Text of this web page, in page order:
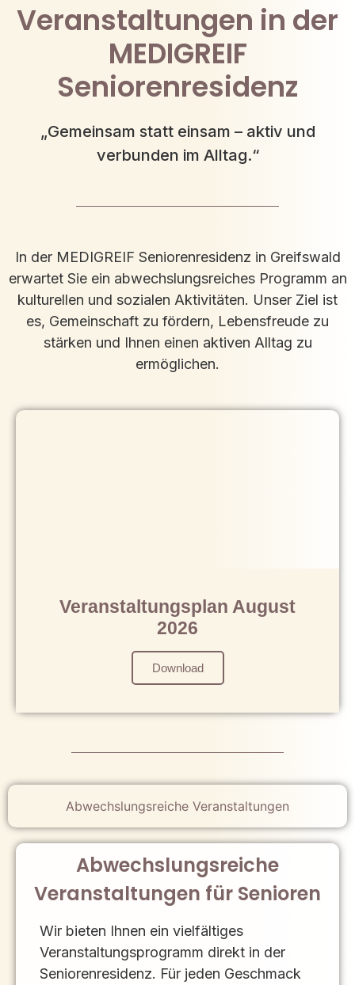
Veranstaltungen in der
MEDIGREIF
Seniorenresidenz
„Gemeinsam statt einsam – aktiv und
verbunden im Alltag.“
In der MEDIGREIF Seniorenresidenz in Greifswald
erwartet Sie ein abwechslungsreiches Programm an
kulturellen und sozialen Aktivitäten. Unser Ziel ist
es, Gemeinschaft zu fördern, Lebensfreude zu
stärken und Ihnen einen aktiven Alltag zu
ermöglichen.
Veranstaltungsplan August
2026
Download
Abwechslungsreiche Veranstaltungen
Abwechslungsreiche
Veranstaltungen für Senioren
Wir bieten Ihnen ein vielfältiges
Veranstaltungsprogramm direkt in der
Seniorenresidenz. Für jeden Geschmack